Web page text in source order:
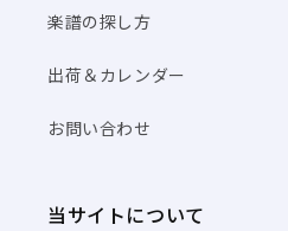
楽譜の探し方
出荷＆カレンダー
お問い合わせ
当サイトについて